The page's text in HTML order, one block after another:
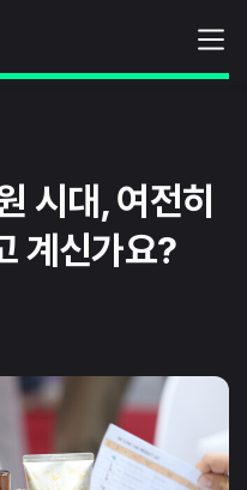
시대, 여전히
계신가요?